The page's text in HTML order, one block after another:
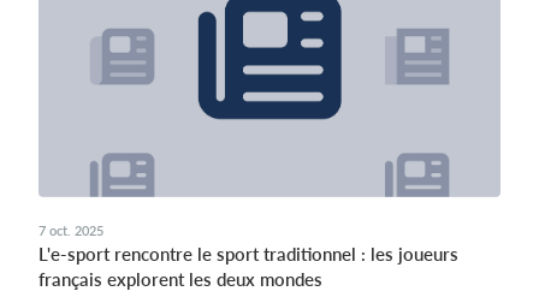
7 oct. 2025
L'e-sport rencontre le sport traditionnel : les joueurs
français explorent les deux mondes